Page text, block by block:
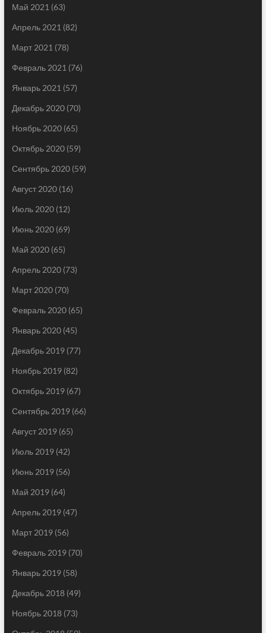
Май 2021 (63)
Апрель 2021 (82)
Март 2021 (78)
Февраль 2021 (76)
Январь 2021 (57)
Декабрь 2020(70)
Ноябрь 2020(65)
Октябрь 2020(59)
Сентябрь 2020(59)
Август 2020(16)
Июль 2020(12)
Июнь 2020(69)
Май 2020(65)
Апрель 2020(73)
Март 2020(70)
Февраль 2020(65)
Январь 2020(45)
Декабрь 2019(77)
Ноябрь 2019(82)
Октябрь 2019(67)
Сентябрь 2019(66)
Август 2019(65)
Июль 2019(42)
Июнь 2019(56)
Май 2019(64)
Апрель 2019(47)
Март 2019(56)
Февраль 2019(70)
Январь 2019(58)
Декабрь 2018(49)
Ноябрь 2018(73)